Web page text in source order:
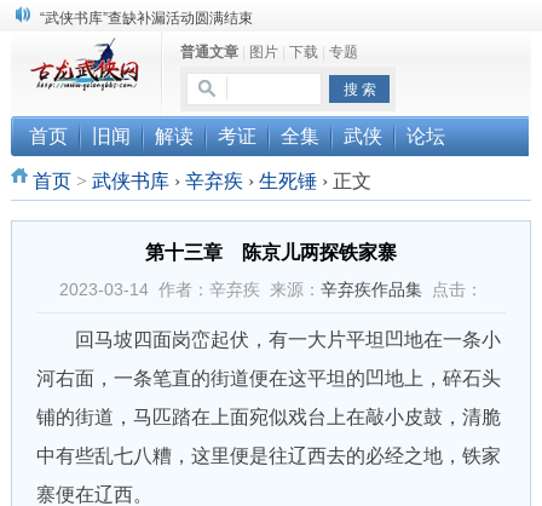
“武侠书库”查缺补漏活动圆满结束
《古龙小说原貌探究》修订版已上市
顾雪衣《古龙武侠小说知见录》上市
普通文章| 图片| 下载| 专题
首页 旧闻 解读 考证 全集 武侠 论坛
首页> 武侠书库 › 辛弃疾 › 生死锤 ›正文
第十三章 陈京儿两探铁家寨
2023-03-14 作者：辛弃疾 来源： 辛弃疾作品集点击：
回马坡四面岗峦起伏，有一大片平坦凹地在一条小
河右面，一条笔直的街道便在这平坦的凹地上，碎石头
铺的街道，马匹踏在上面宛似戏台上在敲小皮鼓，清脆
中有些乱七八糟，这里便是往辽西去的必经之地，铁家
寨便在辽西。